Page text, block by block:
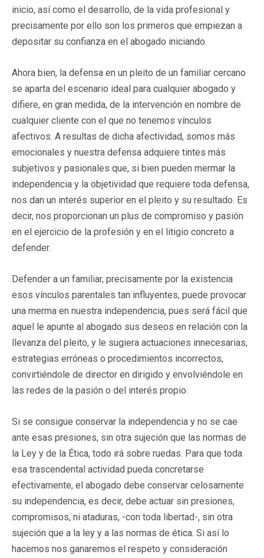
inicio, así como el desarrollo, de la vida profesional y
precisamente por ello son los primeros que empiezan a
depositar su confianza en el abogado iniciando.
Ahora bien, la defensa en un pleito de un familiar cercano
se aparta del escenario ideal para cualquier abogado y
difiere, en gran medida, de la intervención en nombre de
cualquier cliente con el que no tenemos vínculos
afectivos. A resultas de dicha afectividad, somos más
emocionales y nuestra defensa adquiere tintes más
subjetivos y pasionales que, si bien pueden mermar la
independencia y la objetividad que requiere toda defensa,
nos dan un interés superior en el pleito y su resultado. Es
decir, nos proporcionan un plus de compromiso y pasión
en el ejercicio de la profesión y en el litigio concreto a
defender.
Defender a un familiar, precisamente por la existencia
esos vínculos parentales tan influyentes, puede provocar
una merma en nuestra independencia, pues será fácil que
aquel le apunte al abogado sus deseos en relación con la
llevanza del pleito, y le sugiera actuaciones innecesarias,
estrategias erróneas o procedimientos incorrectos,
convirtiéndole de director en dirigido y envolviéndole en
las redes de la pasión o del interés propio.
Si se consigue conservar la independencia y no se cae
ante esas presiones, sin otra sujeción que las normas de
la Ley y de la Ética, todo irá sobre ruedas. Para que toda
esa trascendental actividad pueda concretarse
efectivamente, el abogado debe conservar celosamente
su independencia, es decir, debe actuar sin presiones,
compromisos, ni ataduras, -con toda libertad-, sin otra
sujeción que a la ley y a las normas de ética. Si así lo
hacemos nos ganaremos el respeto y consideración